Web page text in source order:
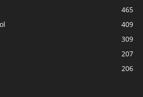
465
409
309
207
206